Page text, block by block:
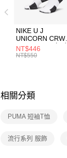
NIKE U J
UNICORN CRW
1PR -160 男女 中
統襪 FZ3393100
NT$446
NT$550
相關分類
PUMA 短袖T恤
流行系列 服飾